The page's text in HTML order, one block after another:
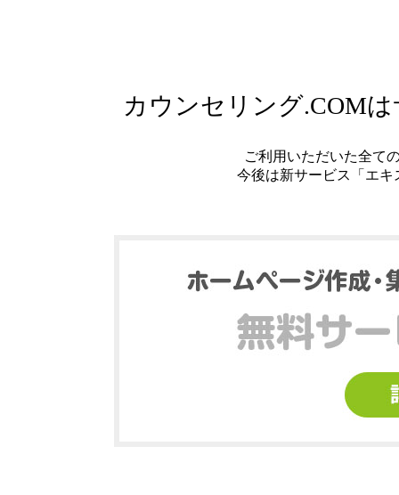
カウンセリング.COM
ご利用いただいた全て
今後は新サービス「エ